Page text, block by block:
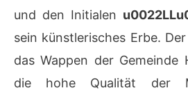
und den Initialen
sein künstlerisches Erbe. Der
das Wappen der Gemeinde
die hohe Qualität der